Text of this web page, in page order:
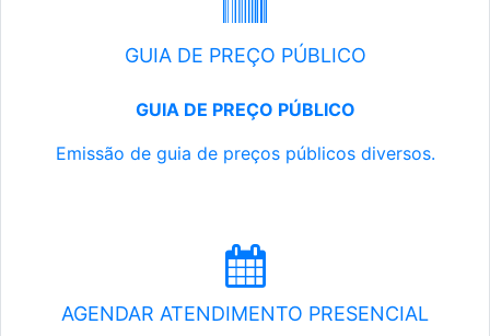
GUIA DE PREÇO PÚBLICO
GUIA DE PREÇO PÚBLICO
Emissão de guia de preços públicos diversos.
AGENDAR ATENDIMENTO PRESENCIAL